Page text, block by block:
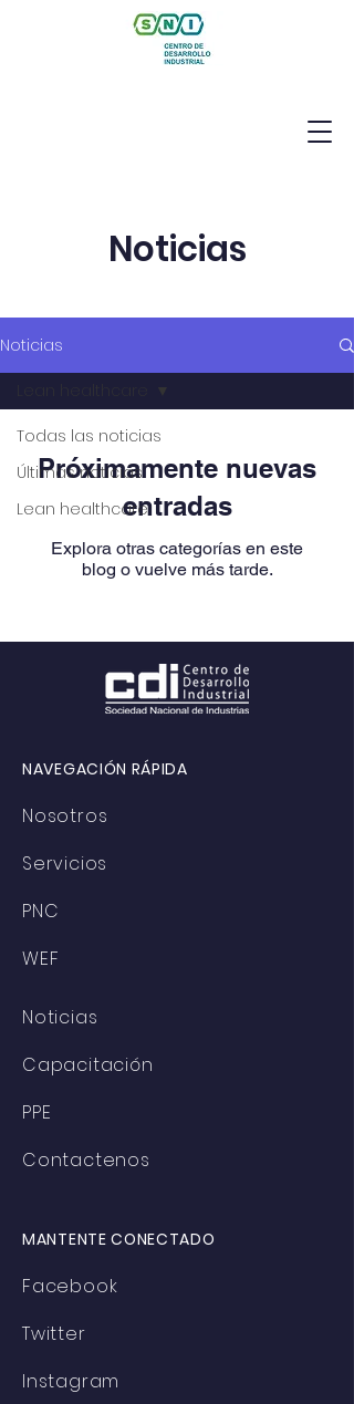
Noticias
Noticias
Todas las noticias
Últimas noticias
Lean healthcare
Próximamente nuevas
entradas
Explora otras categorías en este
blog o vuelve más tarde.
NAVEGACIÓN RÁPIDA
Nosotros
Servicios
PNC
WEF
Noticias
Capacitación
PPE
Contactenos
MANTENTE CONECTADO
Facebook
Twitter
Instagram